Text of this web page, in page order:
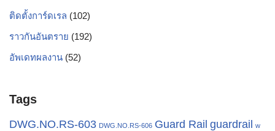
ติดตั้งการ์ดเรล (102)
ราวกันอันตราย (192)
อัพเดทผลงาน (52)
Tags
DWG.NO.RS-603 DWG.NO.RS-606 Guard Rail guardrail w